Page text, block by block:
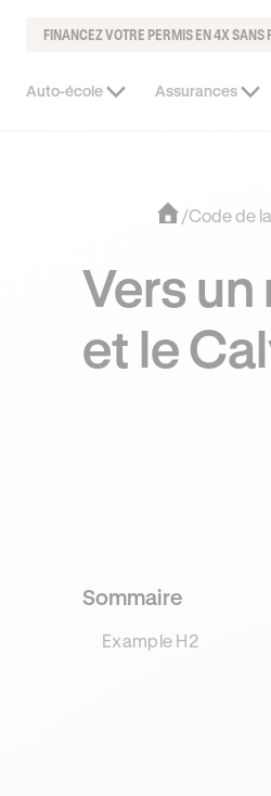
FINANCEZ VOTRE PERMIS EN 4X SANS
fait déjà confiance 30%
Auto-école Assurances
/Code de
Vers un
et le
Sommaire
Example H2